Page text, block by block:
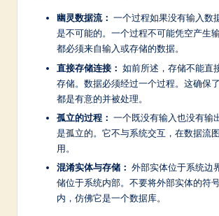
幽灵数据流： 一个过程如果没有输入数
是不可能的。一个过程不可能凭空产生
都必须来自输入或存储的数据。
直接存储连接： 如前所述，存储不能直
存储。数据必须经过一个过程。这确保
都是有意的并被处理。
孤立的过程： 一个既没有输入也没有输
是孤立的。它不与系统交互，在数据流
用。
混淆实体与存储： 外部实体位于系统边
储位于系统内部。不要将外部实体的符
内，仿佛它是一个数据库。